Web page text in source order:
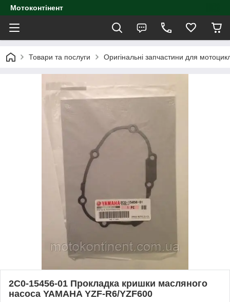
Мотоконтінент
Товари та послуги Оригінальні запчастини для
2C0-15456-01 Прокладка кришки масляного
насоса YAMAHA YZF-R6/YZF600